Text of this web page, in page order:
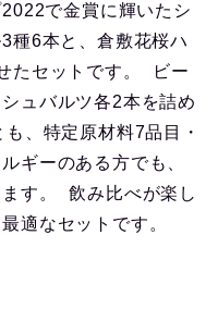
で金賞に輝いたシ
種6本と、倉敷花桜ハ
たセットです。 ビー
ュバルツ各2本を詰め
、特定原材料7品目・
ギーのある方でも、
す。 飲み比べが楽し
適なセットです。